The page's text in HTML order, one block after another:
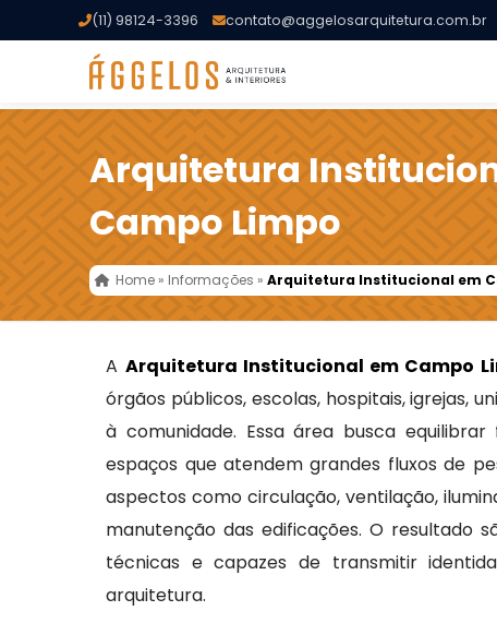
(11) 98124-3396 contato@aggelosarquitetura.com.br
Arquitetura
Campo Limpo
Home » Informações »Arquitetura Institucional em
A Arquitetura Institucional em Campo
órgãos públicos, escolas, hospitais, igrejas,
à comunidade. Essa área busca equilibrar
espaços que atendem grandes fluxos de
aspectos como circulação, ventilação,
manutenção das edificações. O resultado
técnicas e capazes de transmitir
arquitetura.